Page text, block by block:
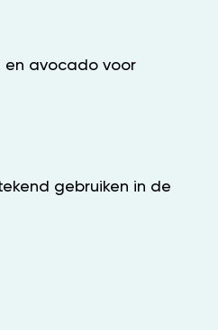
en avocado voor
gebruiken in de